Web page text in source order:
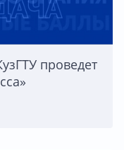
проведет